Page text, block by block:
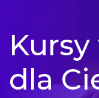
dla